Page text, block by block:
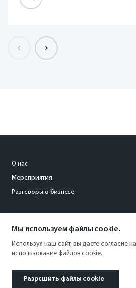
О нас
Мероприятия
Разговоры о бизнесе
+7 (495) 797-69-70
Мы используем файлы cookie.
Используя наш сайт, вы даете согласие на
использование файлов cookie.
Разрешить файлы cookie